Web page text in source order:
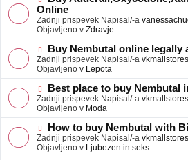
e
b
j
a
v
e
o
v
e
o
b
j
a
v
e
Online
Zadnji prispevek Napisal/-a
Objavljeno v Zdravje
N
o
v
e
o
b
j
a
v
e
Buy Nembutal online legally
Zadnji prispevek Napisal/-a vkmallstores
Objavljeno v Lepota
N
o
v
e
o
b
j
a
Best place to buy Nembutal
Zadnji prispevek Napisal/-a vkmallstores
Objavljeno v Moda
N
o
v
e
How to buy Nembutal with
Zadnji prispevek Napisal/-a vkmallstores
Objavljeno v Ljubezen in seks